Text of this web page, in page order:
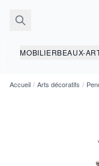
MOBILIERBEAUX-
Accueil / Arts décoratifs /